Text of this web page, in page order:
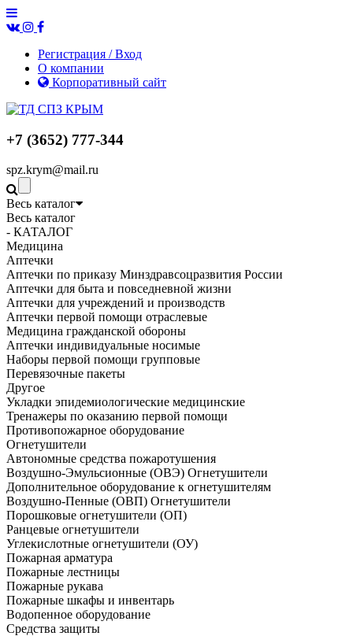
Регистрация / Вход
О компании
Корпоративный сайт
+7 (3652) 777-344
spz.krym@mail.ru
Весь каталог
Весь каталог
- КАТАЛОГ
Медицина
Аптечки
Аптечки по приказу Минздравсоцразвития России
Аптечки для быта и повседневной жизни
Аптечки для учреждений и производств
Аптечки первой помощи отраслевые
Медицина гражданской обороны
Аптечки индивидуальные носимые
Наборы первой помощи групповые
Перевязочные пакеты
Другое
Укладки эпидемиологические медицинские
Тренажеры по оказанию первой помощи
Противопожарное оборудование
Огнетушители
Автономные средства пожаротушения
Воздушно-Эмульсионные (ОВЭ) Огнетушители
Дополнительное оборудование к огнетушителям
Воздушно-Пенные (ОВП) Огнетушители
Порошковые огнетушители (ОП)
Ранцевые огнетушители
Углекислотные огнетушители (ОУ)
Пожарная арматура
Пожарные лестницы
Пожарные рукава
Пожарные шкафы и инвентарь
Водопенное оборудование
Средства защиты